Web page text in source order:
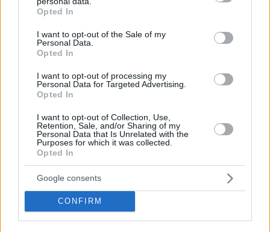
grant or deny consent to Google and its third-party tags to
use your data for below specified purposes in below Google
consent section.
Opted In
I want to opt-out of the Sale of my
Personal Data.
Opted In
I want to opt-out of processing my
Personal Data for Targeted Advertising.
Opted In
I want to opt-out of Collection, Use,
Retention, Sale, and/or Sharing of my
Personal Data that Is Unrelated with the
Purposes for which it was collected.
Opted In
Google consents
CONFIRM
Ο Αντρέας Γεωργίου και η Σιμώνη Χριστοδούλου
γιόρτασαν την πρώτη τους επέτειο - Κάθε μέρα σε
ερωτεύομαι πιο πολύ, της έγραψε
Το ζευγάρι παντρεύτηκε σαν σήμερα, 1
Σεπτεμβρίου στην Αγία Νάπα της Κύπρου
01.09.2025, 22:52